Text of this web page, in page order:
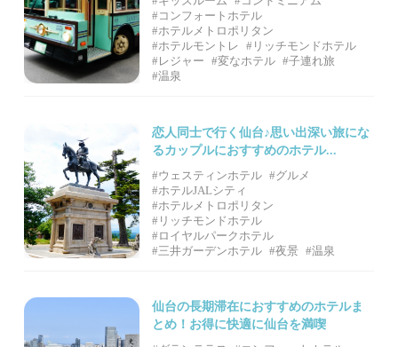
#コンフォートホテル
#ホテルメトロポリタン
#ホテルモントレ
#リッチモンドホテル
#レジャー
#変なホテル #子連れ旅
#温泉
恋人同士で行く仙台♪思い出深い旅にな
るカップルにおすすめのホテル...
#ウェスティンホテル #グルメ
#ホテルJALシティ
#ホテルメトロポリタン
#リッチモンドホテル
#ロイヤルパークホテル
#三井ガーデンホテル #夜景 #温泉
仙台の長期滞在におすすめのホテルま
とめ！お得に快適に仙台を満喫